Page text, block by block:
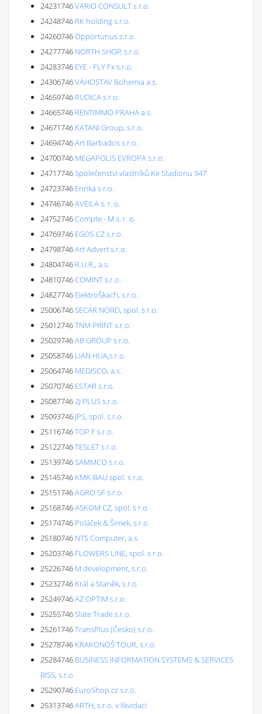
24231746VARIO CONSULT s.r.o.
24248746 RK holding s.r.o.
24260746Opportunus s.r.o.
24277746 NORTH SHOP, s.r.o.
24283746 EYE - FLY Fx s.r.o.
24306746VÁHOSTAV Bohemia a.s.
24659746 RUDICA s.r.o.
24665746 RENTIMMO PRAHA a.s.
24671746 KATANI Group, s.r.o.
24694746Art Barbados s.r.o.
24700746 MEGAPOLIS EVROPA s.r.o.
24717746Společenství vlastníků Ke Stadionu 947
24723746 Enrika s.r.o.
24746746AVEILA s. r. o.
24752746Compte - M s. r. o.
24769746 EGOS CZ s.r.o.
24798746Art Advert s.r.o.
24804746 R.U.R., a.s.
24810746COMINT s.r.o.
24827746 ElektroŠkach, s.r.o.
25006746SECAR NORD, spol. s r.o.
25012746TNM PRINT s.r.o.
25029746AB GROUP s.r.o.
25058746 LIAN HUA,s.r.o.
25064746 MEDISCO, a.s.
25070746 ESTAR s.r.o.
250877462J PLUS s.r.o.
25093746 JPS, spol. s.r.o.
25116746TOP F s.r.o.
25122746TESLET s.r.o.
25139746SAMMCO s.r.o.
25145746 KMK-BAU spol. s r.o.
25151746AGRO SF s.r.o.
25168746ASKOM CZ, spol. s r.o.
25174746 Poláček & Šimek, s.r.o.
25180746 NTS Computer, a.s.
25203746 FLOWERS LINE, spol. s r.o.
25226746 M development, s.r.o.
25232746 Král a Staněk, s.r.o.
25249746AZ OPTIM s.r.o.
25255746Slate Trade s.r.o.
25261746TransPlus (Česko) s.r.o.
25278746 KRAKONOŠ TOUR, s.r.o.
25284746 BUSINESS INFORMATION SYSTEMS & SERVICES
BISS, s.r.o.
25290746 EuroShop.cz s.r.o.
25313746ARTH, s.r.o. v likvidaci